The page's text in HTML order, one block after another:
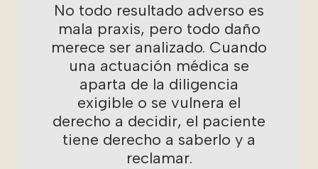
No todo resultado adverso es
mala praxis, pero todo daño
merece ser analizado. Cuando
una actuación médica se
aparta de la diligencia
exigible o se vulnera el
derecho a decidir, el paciente
tiene derecho a saberlo y a
reclamar.